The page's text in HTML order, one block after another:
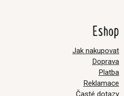
Eshop
Jak nakupovat
Doprava
Platba
Reklamace
Časté dotazy